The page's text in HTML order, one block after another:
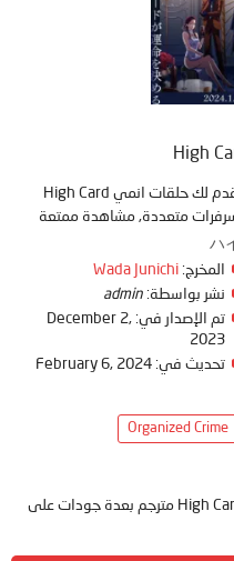
High
مرحبا بك في موقع انمي دار animedar نقدم لك حلقات انمي High Card
ハ
المخرج: Wada Junichi
نشر بواسطة: admin
تم الإصدار في: December 2,
2023
تحديث في: February 6, 2024
Organized Crime
تحميل وشاهدة حلقات انمي High Card Season 2 مترجم بعدة جودات على